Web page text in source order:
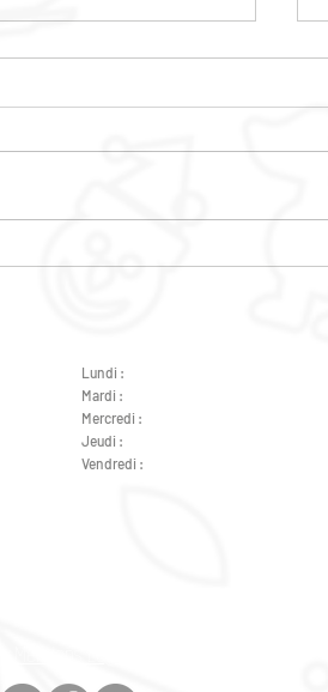
Lundi :
Mardi :
Mercredi :
Jeudi :
Vendredi :